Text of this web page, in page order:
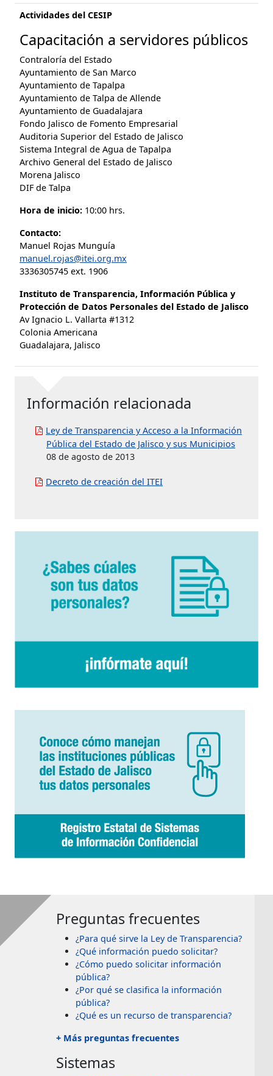
Actividades del CESIP
Capacitación a servidores públicos
Contraloría del Estado
Ayuntamiento de San Marco
Ayuntamiento de Tapalpa
Ayuntamiento de Talpa de Allende
Ayuntamiento de Guadalajara
Fondo Jalisco de Fomento Empresarial
Auditoria Superior del Estado de Jalisco
Sistema Integral de Agua de Tapalpa
Archivo General del Estado de Jalisco
Morena Jalisco
DIF de Talpa
Hora de inicio: 10:00 hrs.
Contacto:
Manuel Rojas Munguía
manuel.rojas@itei.org.mx
3336305745 ext. 1906
Instituto de Transparencia, Información Pública y
Protección de Datos Personales del Estado de Jalisco
Av Ignacio L. Vallarta #1312
Colonia Americana
Guadalajara, Jalisco
Información relacionada
Ley de Transparencia y Acceso a la Información
Pública del Estado de Jalisco y sus Municipios
08 de agosto de 2013
Decreto de creación del ITEI
Preguntas frecuentes
¿Para qué sirve la Ley de Transparencia?
¿Qué información puedo solicitar?
¿Cómo puedo solicitar información
pública?
¿Por qué se clasifica la información
pública?
¿Qué es un recurso de transparencia?
+ Más preguntas frecuentes
Sistemas